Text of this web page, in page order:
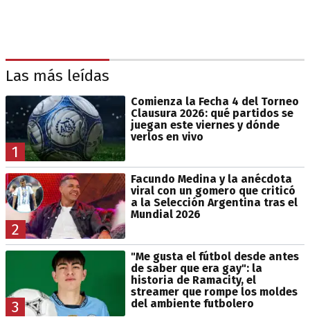
Las más leídas
1
Comienza la Fecha 4 del Torneo
Clausura 2026: qué partidos se
juegan este viernes y dónde
verlos en vivo
2
Facundo Medina y la anécdota
viral con un gomero que criticó
a la Selección Argentina tras el
Mundial 2026
3
"Me gusta el fútbol desde antes
de saber que era gay": la
historia de Ramacity, el
streamer que rompe los moldes
del ambiente futbolero